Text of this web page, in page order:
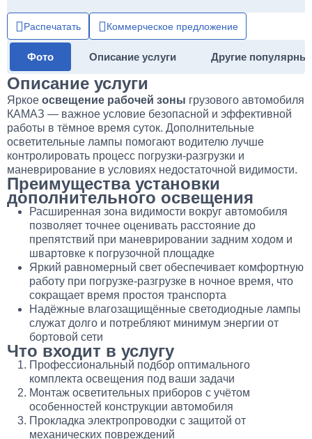
Распечатать Коммерческое предложение
Фото Описание услуги Другие
Описание услуги
Яркое освещение рабочей зоны грузового автомобиля
КАМАЗ — важное условие безопасной и эффективной
работы в тёмное время суток. Дополнительные
осветительные лампы помогают водителю лучше
контролировать процесс погрузки-разгрузки и
маневрирование в условиях недостаточной видимости.
Преимущества установки
дополнительного освещения
Расширенная зона видимости вокруг автомобиля
позволяет точнее оценивать расстояние до
препятствий при маневрировании задним ходом и
швартовке к погрузочной площадке
Яркий равномерный свет обеспечивает комфортную
работу при погрузке-разгрузке в ночное время, что
сокращает время простоя транспорта
Надёжные влагозащищённые светодиодные лампы
служат долго и потребляют минимум энергии от
бортовой сети
Что входит в услугу
Профессиональный подбор оптимального
комплекта освещения под ваши задачи
Монтаж осветительных приборов с учётом
особенностей конструкции автомобиля
Прокладка электропроводки с защитой от
механических повреждений